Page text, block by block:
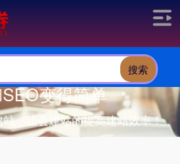
搜索
变得简单
，让会建站的提高建站效率！